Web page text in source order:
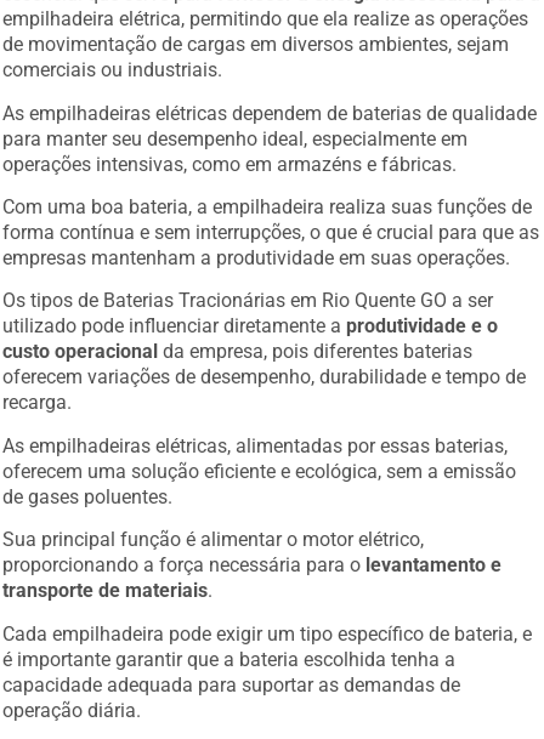
empilhadeira elétrica, permitindo que ela realize as operações
de movimentação de cargas em diversos ambientes, sejam
comerciais ou industriais.
As empilhadeiras elétricas dependem de baterias de qualidade
para manter seu desempenho ideal, especialmente em
operações intensivas, como em armazéns e fábricas.
Com uma boa bateria, a empilhadeira realiza suas funções de
forma contínua e sem interrupções, o que é crucial para que as
empresas mantenham a produtividade em suas operações.
Os tipos de Baterias Tracionárias em Rio Quente GO a ser
utilizado pode influenciar diretamente a produtividade e o
custo operacional da empresa, pois diferentes baterias
oferecem variações de desempenho, durabilidade e tempo de
recarga.
As empilhadeiras elétricas, alimentadas por essas baterias,
oferecem uma solução eficiente e ecológica, sem a emissão
de gases poluentes.
Sua principal função é alimentar o motor elétrico,
proporcionando a força necessária para o levantamento e
transporte de materiais.
Cada empilhadeira pode exigir um tipo específico de bateria, e
é importante garantir que a bateria escolhida tenha a
capacidade adequada para suportar as demandas de
operação diária.